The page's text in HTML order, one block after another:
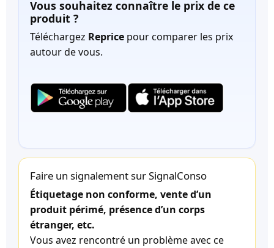
Vous souhaitez connaître le prix de ce
produit ?
Téléchargez Reprice pour comparer les prix
autour de vous.
Faire un signalement sur SignalConso
Étiquetage non conforme, vente d’un
produit périmé, présence d’un corps
étranger, etc.
Vous avez rencontré un problème avec ce